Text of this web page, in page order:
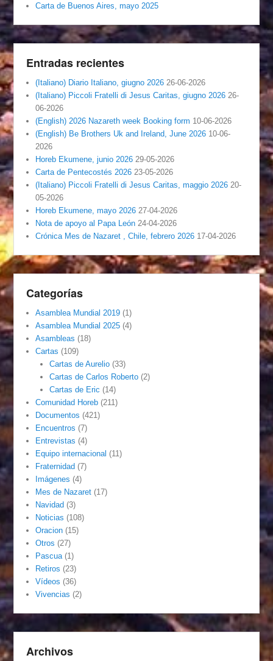
Carta de Buenos Aires, mayo 2025
Entradas recientes
(Italiano) Diario Italiano, giugno 2026 26-06-2026
(Italiano) Piccoli Fratelli di Jesus Caritas, giugno 2026 26-
06-2026
(English) 2026 Nazareth week Booking form 10-06-2026
(English) Be Brothers Uk and Ireland, June 2026 10-06-
2026
Horeb Ekumene, junio 2026 29-05-2026
Carta de Pentecostés 2026 23-05-2026
(Italiano) Piccoli Fratelli di Jesus Caritas, maggio 2026 20-
05-2026
Horeb Ekumene, mayo 2026 27-04-2026
Nota de apoyo al Papa León 24-04-2026
Crónica Mes de Nazaret , Chile, febrero 2026 17-04-2026
Categorías
Asamblea Mundial 2019 (1)
Asamblea Mundial 2025 (4)
Asambleas (18)
Cartas (109)
Cartas de Aurelio(33)
Cartas de Carlos Roberto(2)
Cartas de Eric (14)
Comunidad Horeb (211)
Documentos (421)
Encuentros (7)
Entrevistas (4)
Equipo internacional (11)
Fraternidad (7)
Imágenes (4)
Mes de Nazaret (17)
Navidad (3)
Noticias (108)
Oracion (15)
Otros (27)
Pascua (1)
Retiros (23)
Vídeos (36)
Vivencias (2)
Archivos